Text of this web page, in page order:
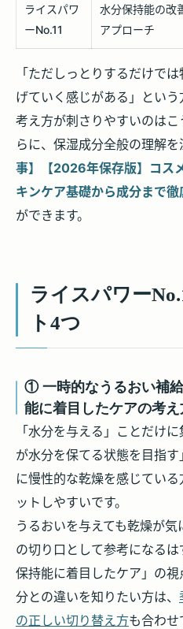
ライスパワ
ーNo.11
水分保持能の改
アプローチ
「ただしっとりするだけで
げていく感じがある」とい
考え方が刺さりやすいのは
らに、保湿成分全般の理解を
事】【2026年保存版】コス
キンケア基礎から成分まで徹
ができます。
ライスパワー
ト4つ
① 一時的なうるおい補
能に着目したケアの考
「水分を与える」ことだけ
が水分を保てる状態を目指
に慢性的な乾燥を感じてい
ットしやすいです。
うるおいを与えても乾燥が
の切り口として参考になる
保持能に着目したケア」の
分との違いを知りたい方は、
の正しい切り替え方も合わせ